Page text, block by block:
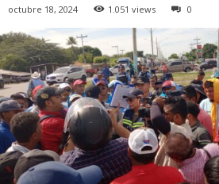
octubre 18, 2024 1.051 views 0